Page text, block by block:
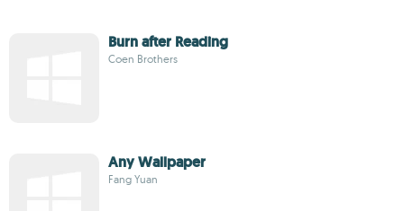
Burn after Reading
Coen Brothers
Any Wallpaper
Fang Yuan